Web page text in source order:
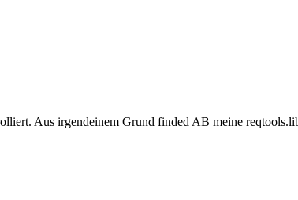
Aus irgendeinem Grund finded AB meine